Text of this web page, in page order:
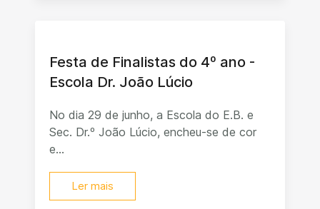
Festa de Finalistas do 4º ano -
Escola Dr. João Lúcio
No dia 29 de junho, a Escola do E.B. e
Sec. Dr.º João Lúcio, encheu-se de cor
e...
Ler mais